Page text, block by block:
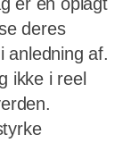
deres
anledning af.
ikke i reel